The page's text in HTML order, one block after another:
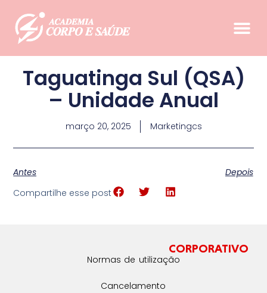
Taguatinga Sul (QSA)
– Unidade Anual
março 20, 2025 Marketingcs
Antes
Depois
Compartilhe esse post
CORPORATIVO
Normas de utilização
Cancelamento